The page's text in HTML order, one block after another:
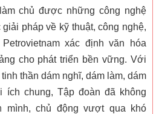
chủ được những công nghệ
pháp về kỹ thuật, công nghệ,
xác định văn hóa
cho phát triển bền vững. Với
thần dám nghĩ, dám làm, dám
ích chung, Tập đoàn đã không
mình, chủ động vượt qua khó